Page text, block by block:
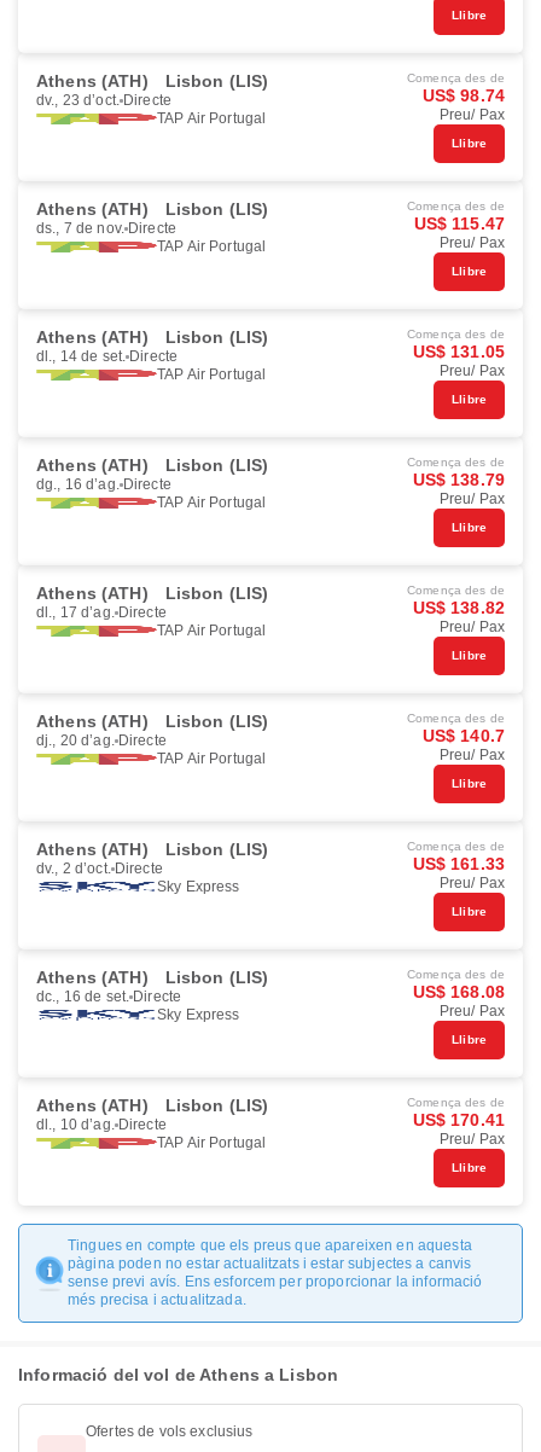
Llibre
Athens (ATH) Lisbon (LIS)
dv., 23 d’oct. Directe
TAP Air Portugal
Comença des de
US$ 98.74
Preu/ Pax
Llibre
Athens (ATH) Lisbon (LIS)
ds., 7 de nov. Directe
TAP Air Portugal
Comença des de
US$ 115.47
Preu/ Pax
Llibre
Athens (ATH) Lisbon (LIS)
dl., 14 de set. Directe
TAP Air Portugal
Comença des de
US$ 131.05
Preu/ Pax
Llibre
Athens (ATH) Lisbon (LIS)
dg., 16 d’ag. Directe
TAP Air Portugal
Comença des de
US$ 138.79
Preu/ Pax
Llibre
Athens (ATH) Lisbon (LIS)
dl., 17 d’ag. Directe
TAP Air Portugal
Comença des de
US$ 138.82
Preu/ Pax
Llibre
Athens (ATH) Lisbon (LIS)
dj., 20 d’ag. Directe
TAP Air Portugal
Comença des de
US$ 140.7
Preu/ Pax
Llibre
Athens (ATH) Lisbon (LIS)
dv., 2 d’oct. Directe
Sky Express
Comença des de
US$ 161.33
Preu/ Pax
Llibre
Athens (ATH) Lisbon (LIS)
dc., 16 de set. Directe
Sky Express
Comença des de
US$ 168.08
Preu/ Pax
Llibre
Athens (ATH) Lisbon (LIS)
dl., 10 d’ag. Directe
TAP Air Portugal
Comença des de
US$ 170.41
Preu/ Pax
Llibre
Tingues en compte que els preus que apareixen en aquesta
pàgina poden no estar actualitzats i estar subjectes a canvis
sense previ avís. Ens esforcem per proporcionar la informació
més precisa i actualitzada.
Informació del vol de Athens a Lisbon
Ofertes de vols exclusius